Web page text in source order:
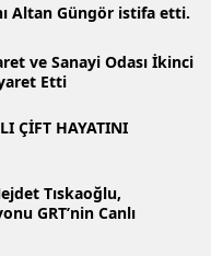
Altan Güngör istifa etti.
ve Sanayi Odası İkinci
Etti
ÇİFT HAYATINI
Tıskaoğlu,
GRT’nin Canlı